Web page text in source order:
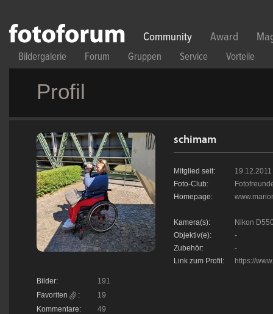
Community Award
Bildergalerie Forum Gruppen Service Vorteile
Profil
Bilder:
191
Favoriten
:
19
Kommentare:
49
schimam
Mitglied seit:
19.12.2011
Foto-Club:
Homepage:
Kamera(s):
Nikon
Objektiv(e):
-
Zubehör:
-
Link zum Profil:
https://